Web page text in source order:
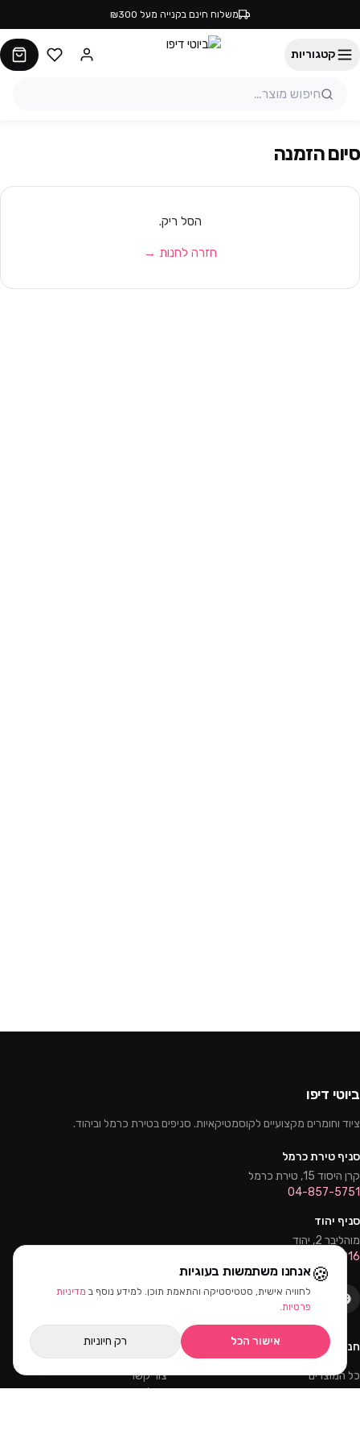
משלוח חינם בקנייה מעל ₪300
קטגוריות
סיום הזמנה
הסל ריק.
חזרה לחנות →
ביוטי דיפו
ציוד וחומרים מקצועיים לקוסמטיקאיות. סניפים בטירת כרמל וביהוד.
סניף טירת כרמל
קרן היסוד 15, טירת כרמל
04-857-5751
סניף יהוד
מוהליבר 2, יהוד
03-632-0016
חנות
כל המוצרים
מבצעים
צור קשר
שאלות נפוצות
🍪אנחנו משתמשות בעוגיות
לחוויה אישית, סטטיסטיקה והתאמת תוכן. למידע נוסף ב מדיניות
פרטיות.
אישור הכל רק חיוניות